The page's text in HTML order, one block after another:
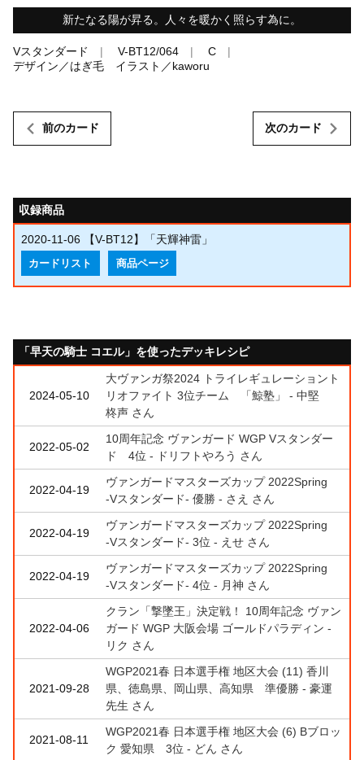
新たなる陽が昇る。人々を暖かく照らす為に。
Vスタンダード V-BT12/064
C
デザイン／はぎ毛 イラスト／kaworu
前のカード 次のカード
収録商品
2020-11-06 【V-BT12】「天輝神雷」
カードリスト 商品ページ
「早天の騎士 コエル」を使ったデッキレシピ
2024-05-10
大ヴァンガ祭2024 トライレギュレーショント
リオファイト 3位チーム 「鯨塾」 - 中堅
柊声 さん
2022-05-02
10周年記念 ヴァンガード WGP Vスタンダー
ド 4位 - ドリフトやろう さん
2022-04-19
ヴァンガードマスターズカップ 2022Spring
‐Vスタンダード‐ 優勝 - さえ さん
2022-04-19
ヴァンガードマスターズカップ 2022Spring
‐Vスタンダード‐ 3位 - えせ さん
2022-04-19
ヴァンガードマスターズカップ 2022Spring
‐Vスタンダード‐ 4位 - 月神 さん
2022-04-06
クラン「撃墜王」決定戦！ 10周年記念 ヴァン
ガード WGP 大阪会場 ゴールドパラディン -
リク さん
2021-09-28
WGP2021春 日本選手権 地区大会 (11) 香川
県、徳島県、岡山県、高知県 準優勝 - 豪運
先生 さん
2021-08-11
WGP2021春 日本選手権 地区大会 (6) Bブロッ
ク 愛知県 3位 - どん さん